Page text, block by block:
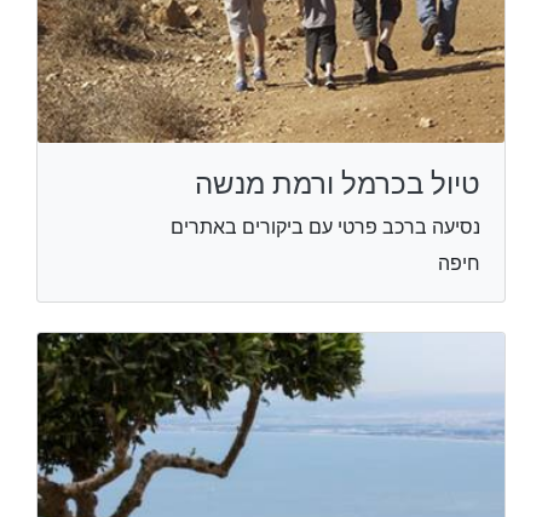
טיול בכרמל ורמת מנשה
נסיעה ברכב פרטי עם ביקורים באתרים
חיפה